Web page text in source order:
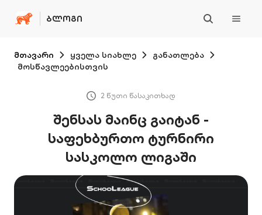
ᲑᲚᲝᲒᲘ
მთავარი ყველა სიახლე
განათლება
მოსწავლეებისთვის
2 წუთი წასაკითხად
შენსას მაინც გაიტან -
საფეხბურთო ტურნირი
სასკოლო ლიგაში